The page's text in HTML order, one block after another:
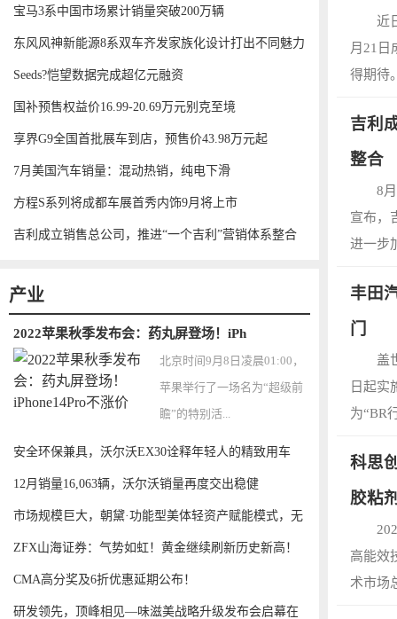
宝马3系中国市场累计销量突破200万辆
东风风神新能源8系双车齐发家族化设计打出不同魅力
Seeds?恺望数据完成超亿元融资
国补预售权益价16.99-20.69万元别克至境
享界G9全国首批展车到店，预售价43.98万元起
7月美国汽车销量：混动热销，纯电下滑
方程S系列将成都车展首秀内饰9月将上市
吉利成立销售总公司，推进“一个吉利”营销体系整合
产业
2022苹果秋季发布会：药丸屏登场！iPh
北京时间9月8日凌晨01:00，
苹果举行了一场名为“超级前
瞻”的特别活...
安全环保兼具，沃尔沃EX30诠释年轻人的精致用车
12月销量16,063辆，沃尔沃销量再度交出稳健
市场规模巨大，朝黛·功能型美体轻资产赋能模式，无
ZFX山海证券：气势如虹！黄金继续刷新历史新高！
CMA高分奖及6折优惠延期公布！
研发领先，顶峰相见—味滋美战略升级发布会启幕在
近
月21日
得期待
吉利
整合
8
宣布，
进一步
丰田
门
盖
日起实
为“BR
科思
胶粘
高能效
术市场